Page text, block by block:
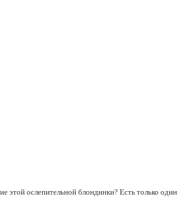
этой ослепительной блондинки? Есть только один